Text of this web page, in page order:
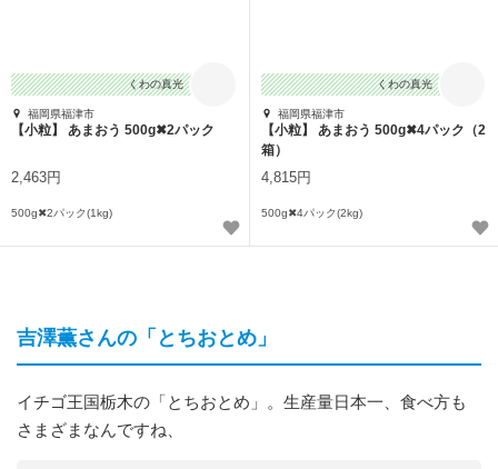
くわの真光
福岡県福津市
【小粒】 あまおう 500g✖2パック
2,463円
500g✖2パック(1kg)
くわの真光
福岡県福津市
【小粒】 あまおう 500g✖4パック（2
箱）
4,815円
500g✖4パック(2kg)
吉澤薫さんの「とちおとめ」
イチゴ王国栃木の「とちおとめ」。生産量日本一、食べ方も
さまざまなんですね、